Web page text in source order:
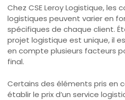
Chez CSE Leroy Logistique, les
logistiques peuvent varier en
spécifiques de chaque client.
projet logistique est unique, il
en compte plusieurs facteurs
final.
Certains des éléments pris en
établir le prix d’un service